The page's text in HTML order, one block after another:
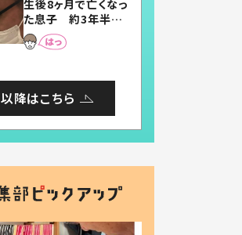
まらない」「幸せにな
れる」
生後8ヶ月で亡くなっ
た息子 約3年半
後、当時の妻の日記
に書いてあった本音
降はこちら